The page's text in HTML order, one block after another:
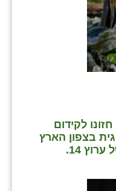
לקידום
בצפון הארץ
14.